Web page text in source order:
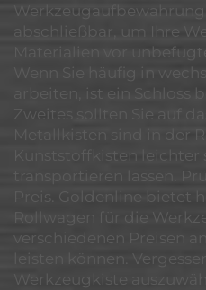
Werkzeugaufbewahrung
abschließbar, um Ihre
Materialien vor
Wenn Sie häufig in
arbeiten, ist ein Schloss
Zweites sollten Sie auf
Metallkisten sind in der
Kunststoffkisten
transportieren lassen.
Preis. Goldenline bietet
Rollwagen für die
verschiedenen Preisen
leisten können.
Werkzeugkiste